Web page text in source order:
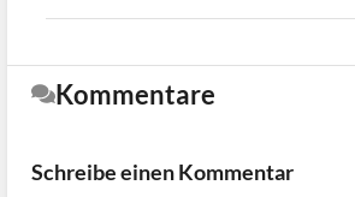
Kommentare
Schreibe einen Kommentar